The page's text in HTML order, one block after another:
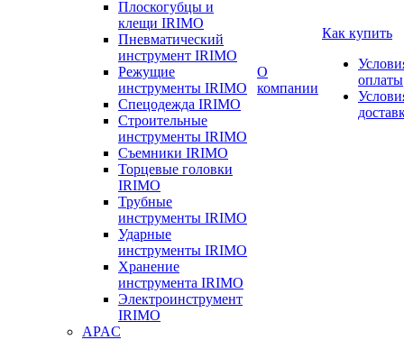
Плоскогубцы и
клещи IRIMO
Пневматический
инструмент IRIMO
Режущие
инструменты IRIMO
Спецодежда IRIMO
Строительные
инструменты IRIMO
Съемники IRIMO
Торцевые головки
IRIMO
Трубные
инструменты IRIMO
Ударные
инструменты IRIMO
Хранение
инструмента IRIMO
Электроинструмент
IRIMO
APAC
О
компании
Как купить
оплаты